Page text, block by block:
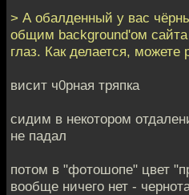
> А обалденный у вас
общим background'ом
глаз. Как делается, можете
висит ч0рная тряпка
сидим в некотором
не падал
потом в "фотошопе" цвет
вообще ничего нет -